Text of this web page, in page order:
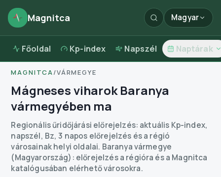
Magnitca Magyar
Főoldal Kp-index Napszél Naptárak
MAGNITCA/VÁRMEGYE
Mágneses viharok Baranya
vármegyében ma
Regionális űridőjárási előrejelzés: aktuális Kp-index,
napszél, Bz, 3 napos előrejelzés és a régió
városainak helyi oldalai. Baranya vármegye
(Magyarország): előrejelzés a régióra és a Magnitca
katalógusában elérhető városokra.